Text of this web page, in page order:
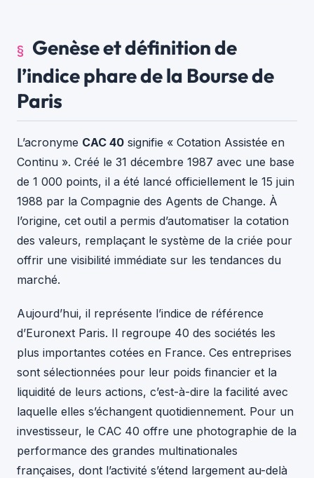
Genèse et définition de
l’indice phare de la Bourse de
Paris
L’acronyme CAC 40 signifie « Cotation Assistée en
Continu ». Créé le 31 décembre 1987 avec une base
de 1 000 points, il a été lancé officiellement le 15 juin
1988 par la Compagnie des Agents de Change. À
l’origine, cet outil a permis d’automatiser la cotation
des valeurs, remplaçant le système de la criée pour
offrir une visibilité immédiate sur les tendances du
marché.
Aujourd’hui, il représente l’indice de référence
d’Euronext Paris. Il regroupe 40 des sociétés les
plus importantes cotées en France. Ces entreprises
sont sélectionnées pour leur poids financier et la
liquidité de leurs actions, c’est-à-dire la facilité avec
laquelle elles s’échangent quotidiennement. Pour un
investisseur, le CAC 40 offre une photographie de la
performance des grandes multinationales
françaises, dont l’activité s’étend largement au-delà